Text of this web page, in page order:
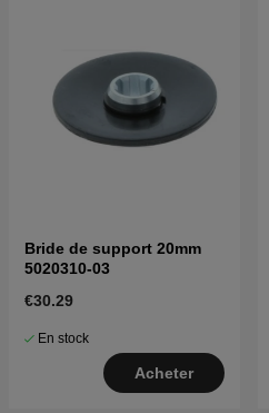
Bride de support 20mm
5020310-03
€30.29
En stock
Acheter